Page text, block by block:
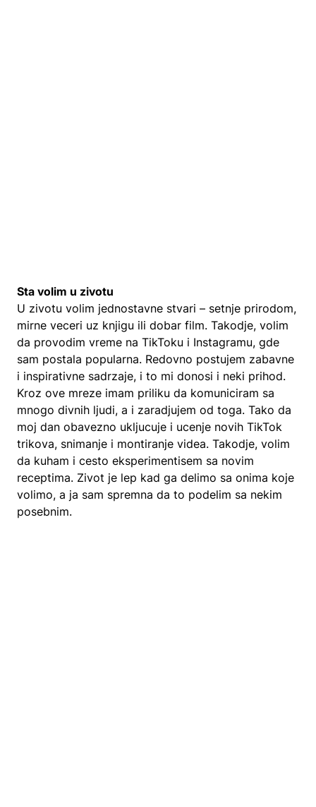
Sta volim u zivotu
U zivotu volim jednostavne stvari – setnje prirodom,
mirne veceri uz knjigu ili dobar film. Takodje, volim
da provodim vreme na TikToku i Instagramu, gde
sam postala popularna. Redovno postujem zabavne
i inspirativne sadrzaje, i to mi donosi i neki prihod.
Kroz ove mreze imam priliku da komuniciram sa
mnogo divnih ljudi, a i zaradjujem od toga. Tako da
moj dan obavezno ukljucuje i ucenje novih TikTok
trikova, snimanje i montiranje videa. Takodje, volim
da kuham i cesto eksperimentisem sa novim
receptima. Zivot je lep kad ga delimo sa onima koje
volimo, a ja sam spremna da to podelim sa nekim
posebnim.